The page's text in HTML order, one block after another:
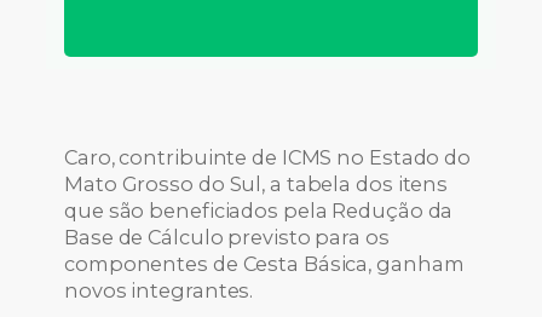
Caro, contribuinte de ICMS no Estado do
Mato Grosso do Sul, a tabela dos itens
que são beneficiados pela Redução da
Base de Cálculo previsto para os
componentes de Cesta Básica, ganham
novos integrantes.